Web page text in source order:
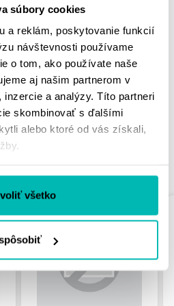
súbory cookies
a reklám, poskytovanie funkcií
návštevnosti používame
o tom, ako používate naše
aj našim partnerom v
a analýzy. Títo partneri
skombinovať s ďalšími
alebo ktoré od vás získali,
všetko
SA VÁM